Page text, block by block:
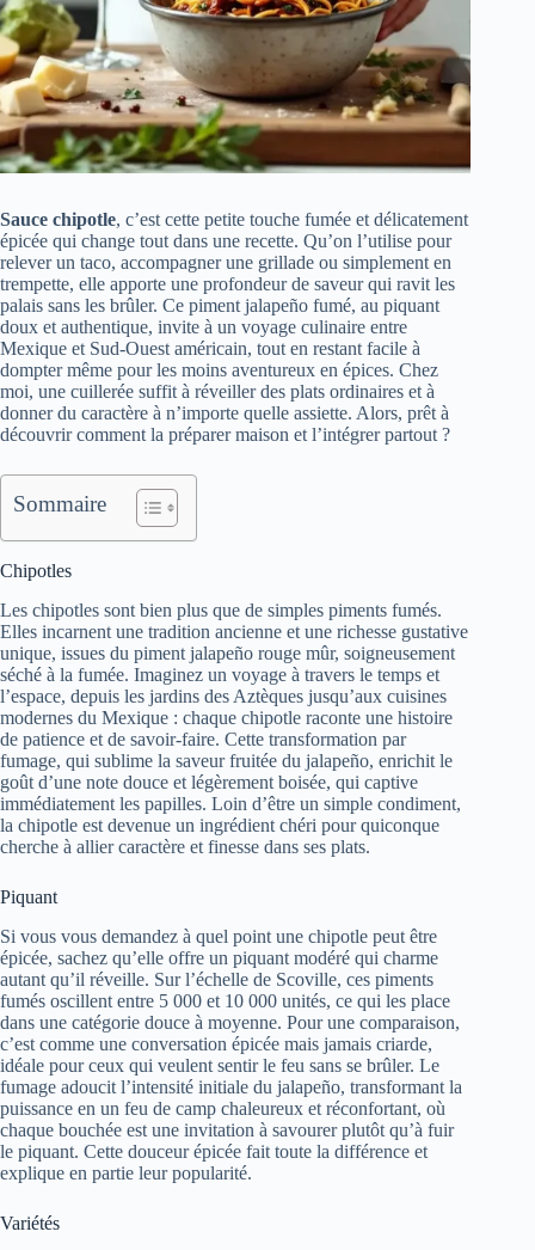
Sauce chipotle, c’est cette petite touche fumée et délicatement
épicée qui change tout dans une recette. Qu’on l’utilise pour
relever un taco, accompagner une grillade ou simplement en
trempette, elle apporte une profondeur de saveur qui ravit les
palais sans les brûler. Ce piment jalapeño fumé, au piquant
doux et authentique, invite à un voyage culinaire entre
Mexique et Sud-Ouest américain, tout en restant facile à
dompter même pour les moins aventureux en épices. Chez
moi, une cuillerée suffit à réveiller des plats ordinaires et à
donner du caractère à n’importe quelle assiette. Alors, prêt à
découvrir comment la préparer maison et l’intégrer partout ?
Sommaire
Chipotles
Les chipotles sont bien plus que de simples piments fumés.
Elles incarnent une tradition ancienne et une richesse gustative
unique, issues du piment jalapeño rouge mûr, soigneusement
séché à la fumée. Imaginez un voyage à travers le temps et
l’espace, depuis les jardins des Aztèques jusqu’aux cuisines
modernes du Mexique : chaque chipotle raconte une histoire
de patience et de savoir-faire. Cette transformation par
fumage, qui sublime la saveur fruitée du jalapeño, enrichit le
goût d’une note douce et légèrement boisée, qui captive
immédiatement les papilles. Loin d’être un simple condiment,
la chipotle est devenue un ingrédient chéri pour quiconque
cherche à allier caractère et finesse dans ses plats.
Piquant
Si vous vous demandez à quel point une chipotle peut être
épicée, sachez qu’elle offre un piquant modéré qui charme
autant qu’il réveille. Sur l’échelle de Scoville, ces piments
fumés oscillent entre 5 000 et 10 000 unités, ce qui les place
dans une catégorie douce à moyenne. Pour une comparaison,
c’est comme une conversation épicée mais jamais criarde,
idéale pour ceux qui veulent sentir le feu sans se brûler. Le
fumage adoucit l’intensité initiale du jalapeño, transformant la
puissance en un feu de camp chaleureux et réconfortant, où
chaque bouchée est une invitation à savourer plutôt qu’à fuir
le piquant. Cette douceur épicée fait toute la différence et
explique en partie leur popularité.
Variétés